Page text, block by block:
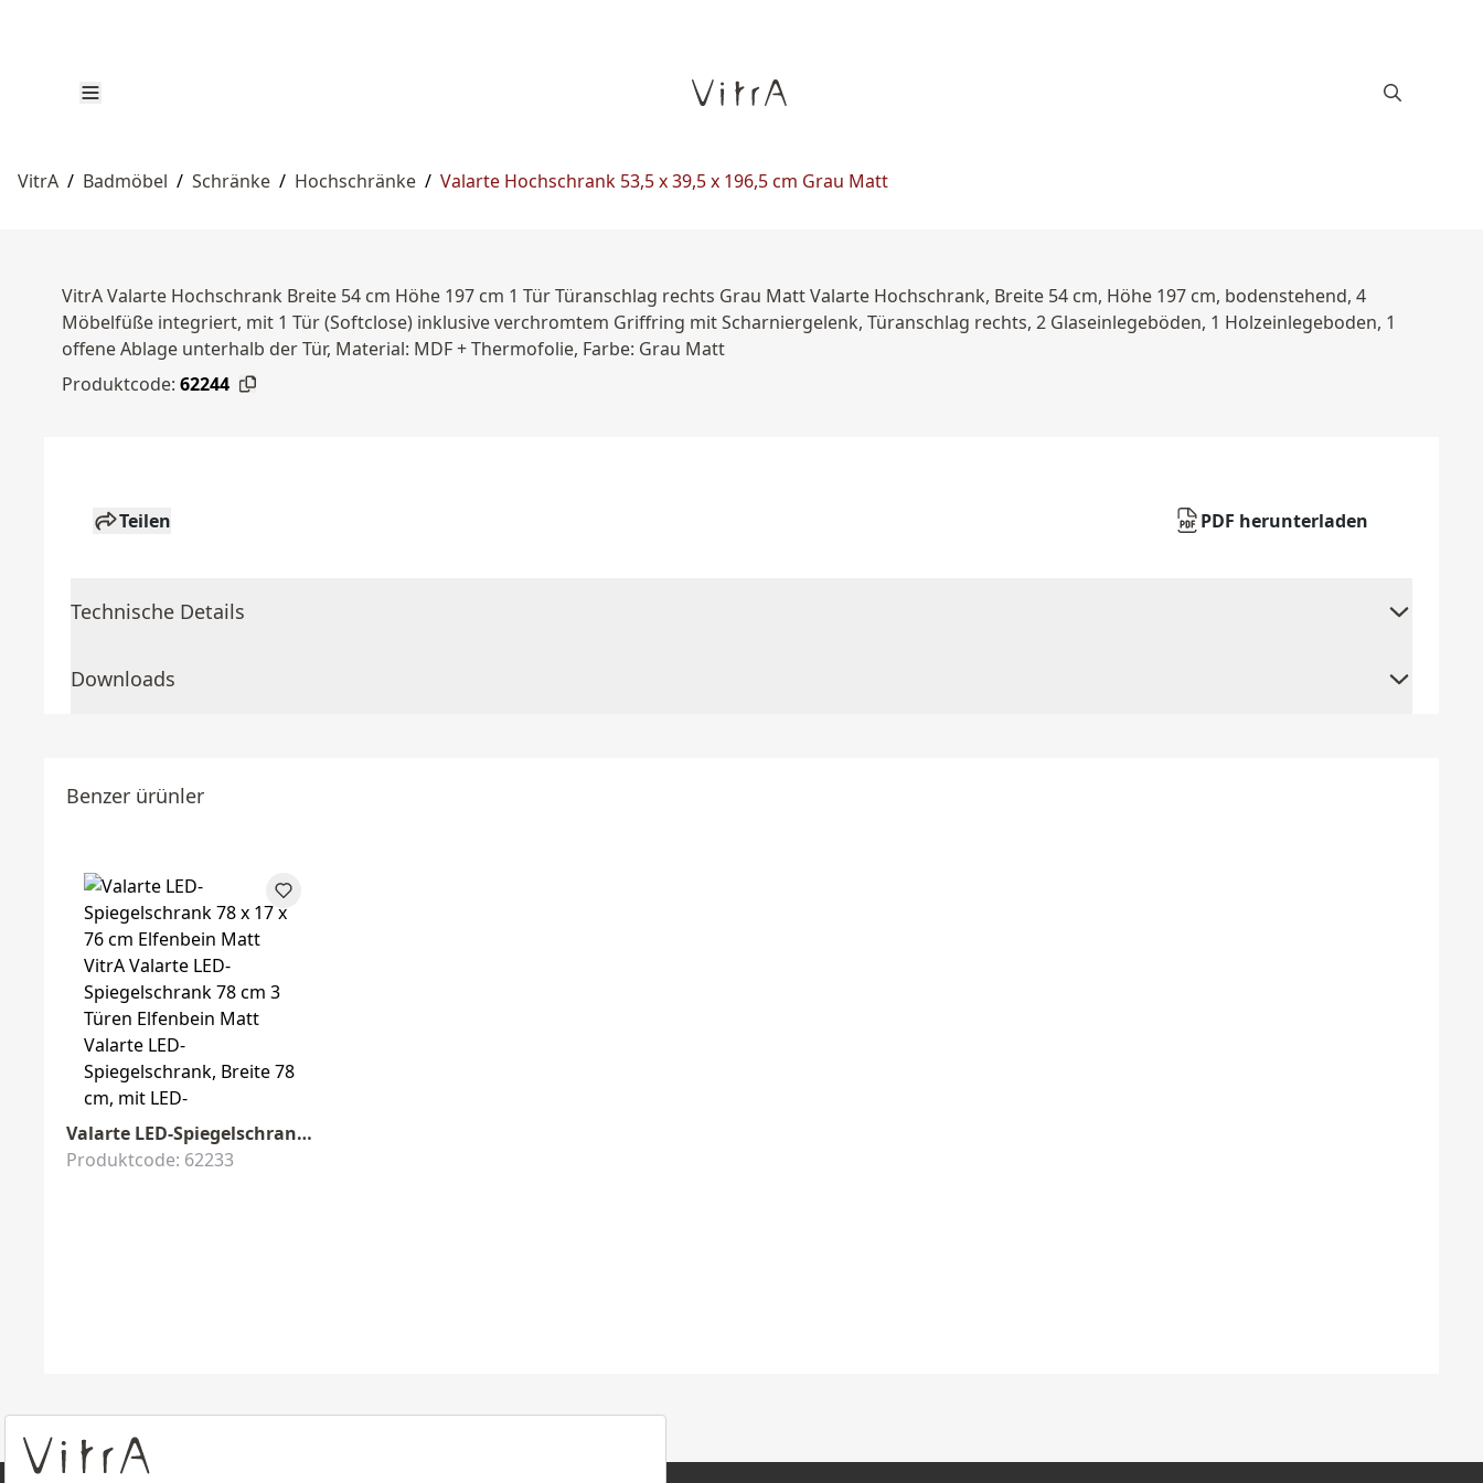
VitrA / Badmöbel / Schränke / Hochschränke / Valarte Hochschrank 53,5 x 39,5 x 196,5 cm Grau Matt
VitrA Valarte Hochschrank Breite 54 cm Höhe 197 cm 1 Tür Türanschlag rechts Grau Matt Valarte Hochschrank, Breite 54 cm, Höhe 197 cm, bodenstehend, 4
Möbelfüße integriert, mit 1 Tür (Softclose) inklusive verchromtem Griffring mit Scharniergelenk, Türanschlag rechts, 2 Glaseinlegeböden, 1 Holzeinlegeboden, 1
offene Ablage unterhalb der Tür, Material: MDF + Thermofolie, Farbe: Grau Matt
Produktcode: 62244
Teilen PDF herunterladen
Technische Details
Downloads
Benzer ürünler
Valarte LED-Spiegelschrank 78 x 17 x 76 cm Elfenbein Matt
Produktcode: 62233